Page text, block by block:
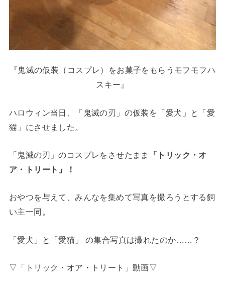
『鬼滅の仮装（コスプレ）をお菓子をもらうモフモフハ
スキー』
ハロウィン当日、「鬼滅の刃」の仮装を「愛犬」と「愛
猫」にさせました。
「鬼滅の刃」のコスプレをさせたまま
「トリック・オ
ア・トリート」
！
おやつを与えて、みんなを集めて写真を撮ろうとする飼
い主一同。
「愛犬」と「愛猫」 の集合写真は撮れたのか……？
▽「トリック・オア・トリート」動画▽